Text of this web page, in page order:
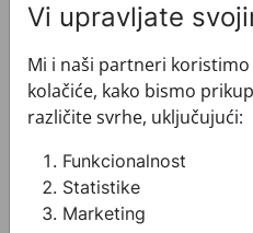
Vi upravljate
Mi i naši partneri
kolačiće, kako bismo
različite svrhe, uključujući:
Funkcionalnost
Statistike
Marketing